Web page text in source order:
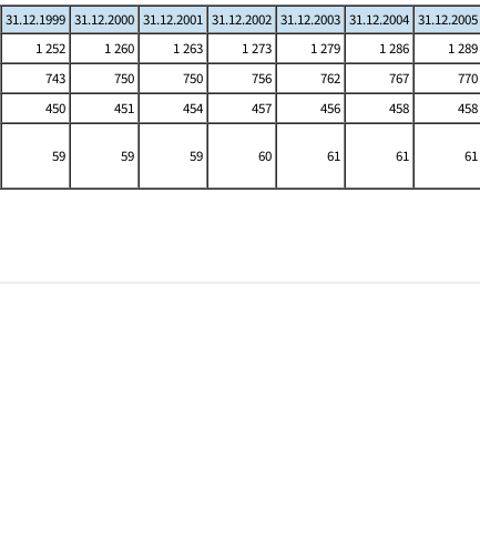
31.12.1999 31.12.2000 31.12.2001 31.12.2002 31.12.2003 31.12.2004 31.12.2005
1 252 1 260 1 263 1 273 1 279 1 286
1 289
743 750 750 756 762 767
770
450 451 454 457 456 458
458
59 59 59 60 61 61 61